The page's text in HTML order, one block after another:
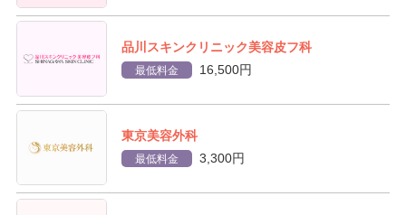
品川スキンクリニック美容皮フ科
最低料金 16,500円
東京美容外科
最低料金 3,300円